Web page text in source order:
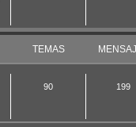
TEMAS
90 199